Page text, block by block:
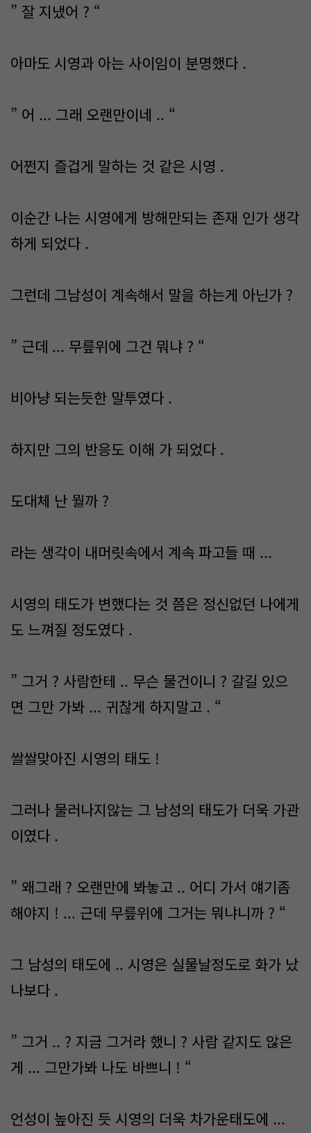
” 잘 지냈어 ? “
아마도 시영과 아는 사이임이 분명했다 .
” 어 ... 그래 오랜만이네 .. “
어쩐지 즐겁게 말하는 것 같은 시영 .
이순간 나는 시영에게 방해만되는 존재 인가 생각
하게 되었다 .
그런데 그남성이 계속해서 말을 하는게 아닌가 ?
” 근데 ... 무릎위에 그건 뭐냐 ? “
비아냥 되는듯한 말투였다 .
하지만 그의 반응도 이해 가 되었다 .
도대체 난 뭘까 ?
라는 생각이 내머릿속에서 계속 파고들 때 ...
시영의 태도가 변했다는 것 쯤은 정신없던 나에게
도 느껴질 정도였다 .
” 그거 ? 사람한테 .. 무슨 물건이니 ? 갈길 있으
면 그만 가봐 ... 귀찮게 하지말고 . “
쌀쌀맞아진 시영의 태도 !
그러나 물러나지않는 그 남성의 태도가 더욱 가관
이였다 .
” 왜그래 ? 오랜만에 봐놓고 .. 어디 가서 얘기좀
해야지 ! ... 근데 무릎위에 그거는 뭐냐니까 ? “
그 남성의 태도에 .. 시영은 실물날정도로 화가 났
나보다 .
” 그거 .. ? 지금 그거라 했니 ? 사람 같지도 않은
게 ... 그만가봐 나도 바쁘니 ! “
언성이 높아진 듯 시영의 더욱 차가운태도에 ...